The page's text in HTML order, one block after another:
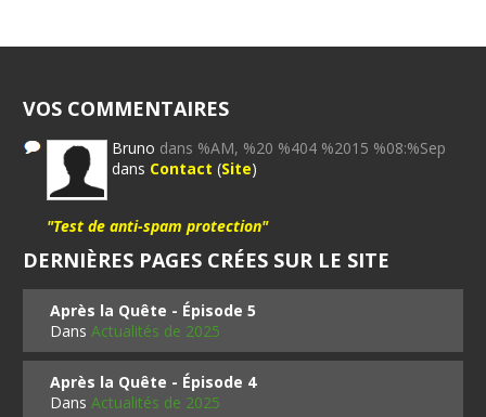
VOS COMMENTAIRES
Bruno dans %AM, %20 %404 %2015 %08:%Sep
dans Contact (Site)
"Test de anti-spam protection"
DERNIÈRES PAGES CRÉES SUR LE SITE
Après la Quête - Épisode 5
DansActualités de 2025
Après la Quête - Épisode 4
DansActualités de 2025